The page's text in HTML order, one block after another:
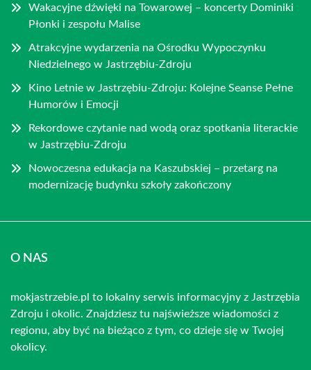
Wakacyjne dźwięki na Towarowej – koncerty Dominiki
Płonki i zespołu Malise
Atrakcyjne wydarzenia na Ośrodku Wypoczynku
Niedzielnego w Jastrzębiu-Zdroju
Kino Letnie w Jastrzębiu-Zdroju: Kolejne Seanse Pełne
Humorów i Emocji
Rekordowe czytanie nad wodą oraz spotkania literackie
w Jastrzębiu-Zdroju
Nowoczesna edukacja na Kaszubskiej – przetarg na
modernizację budynku szkoły zakończony
O NAS
mokjastrzebie.pl to lokalny serwis informacyjny z Jastrzębia
Zdroju i okolic. Znajdziesz tu najświeższe wiadomości z
regionu, aby być na bieżąco z tym, co dzieje się w Twojej
okolicy.